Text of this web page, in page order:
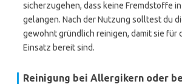
sicherzugehen, dass keine Fremdstoffe
gelangen. Nach der Nutzung solltest du
gewohnt gründlich reinigen, damit sie für
Einsatz bereit sind.
Reinigung bei Allergikern oder